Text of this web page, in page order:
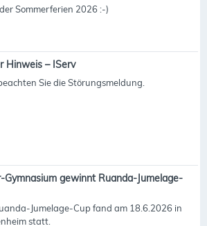
Sommerferien 2026 :-)
Hinweis – IServ
Sie die Störungsmeldung.
Gymnasium gewinnt Ruanda-Jumelage-
Jumelage-Cup fand am 18.6.2026 in
statt.